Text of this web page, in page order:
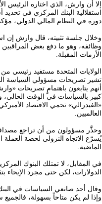
إلا أن وارش، الذي اختاره الرئيس
استقلالية البنك المركزي في تحديد
دوره في النظام المالي الدولي،
وخلال جلسة تثبيته، قال وارش إن
وظائفه، وهو ما دفع بعض
الأزمات المقبلة.
الولايات المتحدة مستفيد رئيسي من
تشير تصريحات مسؤولي السياسة
أنهم يتابعون باهتمامٍ تصريحات
كبير بالسياسات في الوقت الحالي،
«الفيدرالي» تحمي الاقتصاد
العالميين.
وحذَّر مسؤولون من أن تراجع مصداقية
يُسرّع الاتجاه النزولي لحصة
الماضية.
في المقابل، لا تمتلك البنوك
الدولارات، لكن حتى مجرد الإيحاء
وقال أحد صانعي السياسات في
وإذا لم يكن متاحاً بسهولة، فالجميع